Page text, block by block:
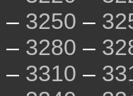
– 3250 –
– 3280 –
– 3310 –